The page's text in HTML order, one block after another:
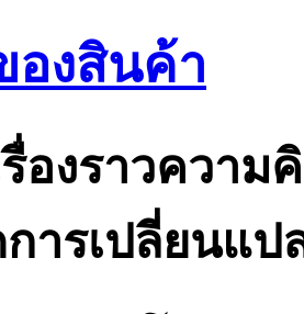
งสินค้า
รื่องราวควา
ารเปลี่ยนแป